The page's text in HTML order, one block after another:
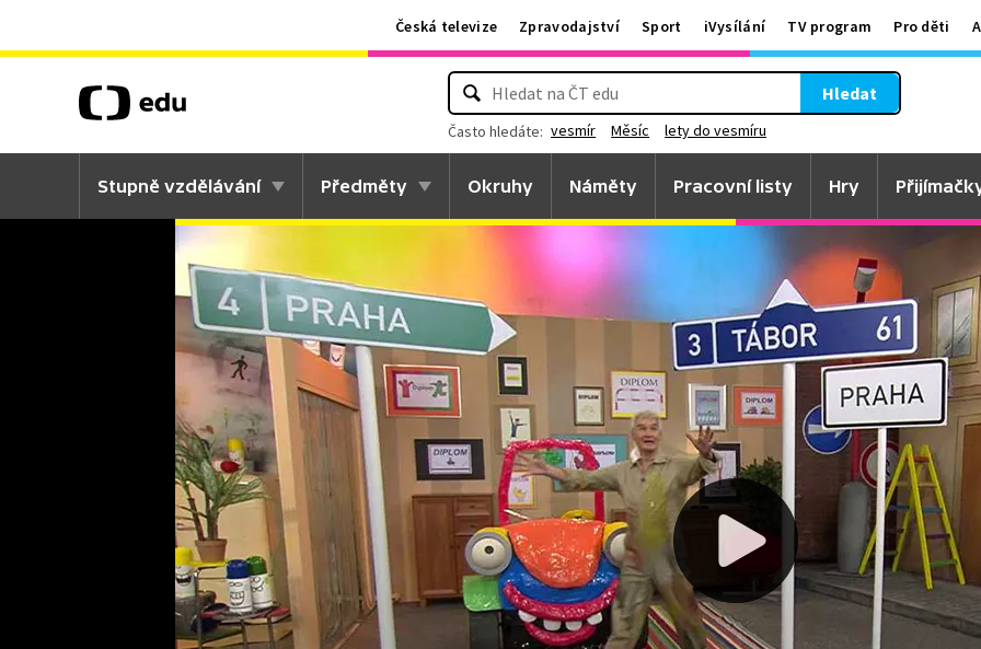
Česká televize Zpravodajství Sport iVysílání TV program Pro děti
Hledat
Často hledáte: vesmír Měsíc lety do vesmíru
Stupně vzdělávání Předměty Okruhy Náměty Pracovní listy Hry